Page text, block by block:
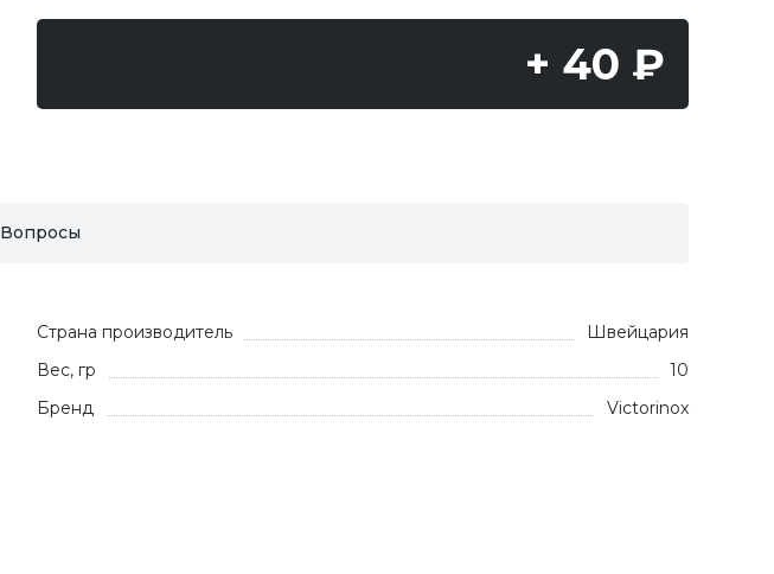
+ 40 ₽
Вопросы
Страна производитель
Швейцария
Вес, гр
10
Бренд
Victorinox